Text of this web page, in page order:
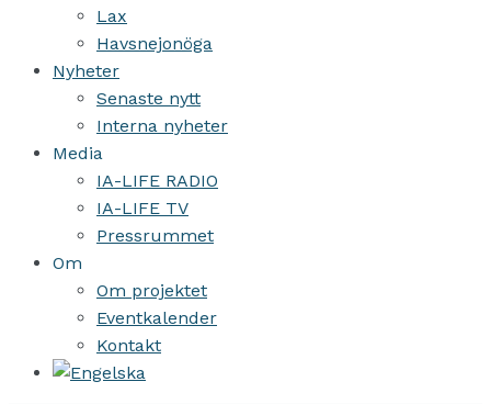
Lax
Havsnejonöga
Nyheter
Senaste nytt
Interna nyheter
Media
IA-LIFE RADIO
IA-LIFE TV
Pressrummet
Om
Om projektet
Eventkalender
Kontakt